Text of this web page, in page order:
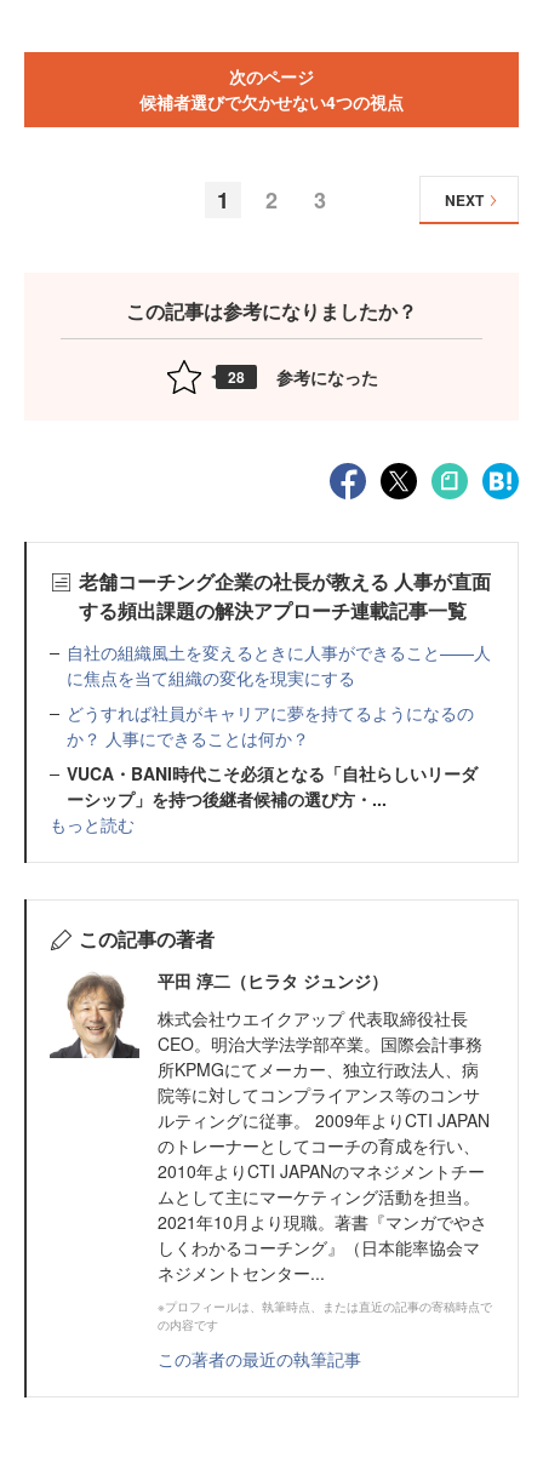
次のページ
候補者選びで欠かせない4つの視点
1 2 3 NEXT
この記事は参考になりましたか？
28 参考になった
老舗コーチング企業の社長が教える 人事が直面
する頻出課題の解決アプローチ連載記事一覧
自社の組織風土を変えるときに人事ができること——人
に焦点を当て組織の変化を現実にする
どうすれば社員がキャリアに夢を持てるようになるの
か？ 人事にできることは何か？
VUCA・BANI時代こそ必須となる「自社らしいリーダ
ーシップ」を持つ後継者候補の選び方・...
もっと読む
この記事の著者
平田 淳二（ヒラタ ジュンジ）
株式会社ウエイクアップ 代表取締役社長
CEO。明治大学法学部卒業。国際会計事務
所KPMGにてメーカー、独立行政法人、病
院等に対してコンプライアンス等のコンサ
ルティングに従事。 2009年よりCTI JAPAN
のトレーナーとしてコーチの育成を行い、
2010年よりCTI JAPANのマネジメントチー
ムとして主にマーケティング活動を担当。
2021年10月より現職。著書『マンガでやさ
しくわかるコーチング』（日本能率協会マ
ネジメントセンター...
※プロフィールは、執筆時点、または直近の記事の寄稿時点で
の内容です
この著者の最近の執筆記事